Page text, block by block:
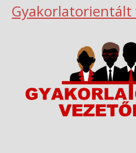
Gyakorlatorientált